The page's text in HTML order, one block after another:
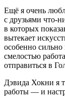
Ещё я очень
с друзьями что-
в которых
вытекает
особенно
смелостью
отправиться в
Дэвида Хокни я
работы — и